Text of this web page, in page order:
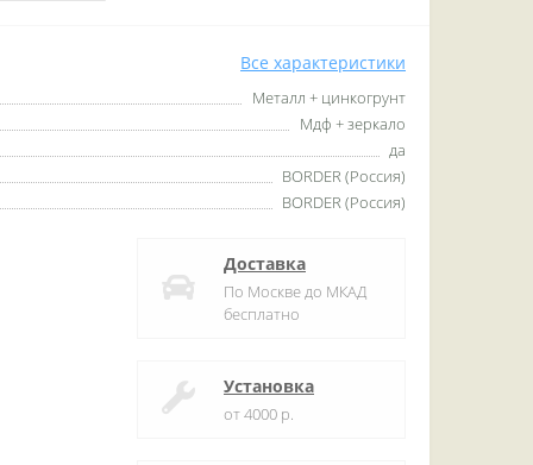
Все характеристики
Металл + цинкогрунт
Мдф + зеркало
да
BORDER (Россия)
BORDER (Россия)
Доставка
По Москве до МКАД
бесплатно
Установка
от 4000 р.